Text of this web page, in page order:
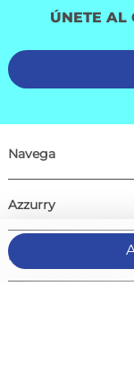
ÚNETE AL
Navega
Azzurry
Medios de pago